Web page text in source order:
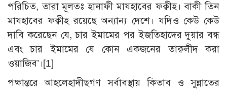
পরিচিত, তারা মূলতঃ হানাফী মাযহাবের ফক্বীহ। বাকী তিন
মাযহাবের ফক্বীহ রয়েছে অন্যান্য দেশে। যদিও কেউ কেউ
দাবি করেছেন যে, চার ইমামের পর ইজতিহাদের দুয়ার বন্ধ
এবং চার ইমামের যে কোন একজনের তাক্বলীদ করা
ওয়াজিব’।[1]
পক্ষান্তরে আহলেহাদীছগণ সর্বাবস্থায় কিতাব ও সুন্নাতের